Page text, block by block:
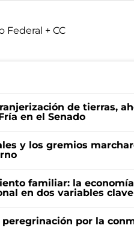
Federal + CC
de tierras,
en el Senado
y los gremios
familiar: la
en dos variables clave
por la